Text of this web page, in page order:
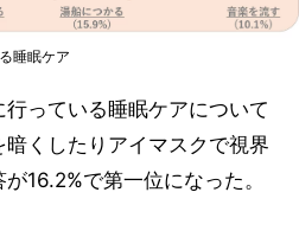
睡眠ケア
っている睡眠ケアについて
くしたりアイマスクで視界
16.2%で第一位になった。